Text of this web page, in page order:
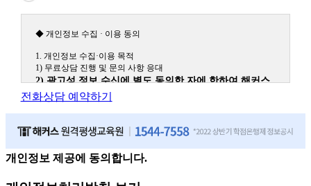
◆ 개인정보 수집 · 이용 동의
1. 개인정보 수집·이용 목적
1) 무료상담 진행 및 문의 사항 응대
2) 광고성 정보 수신에 별도 동의한 자에 한하여 해커스
원격평생교육원을 비롯한 해커스 교육그룹의 새로운 서
(해커스교육그룹: 해커스인강, 해커스프랩, 해커스톡, 해커스중국
원, 해커스경찰, 해커스소방, 해커스공인중개사, 해커스주택관리
전화상담 예약하기
개인정보 제공에 동의합니다.